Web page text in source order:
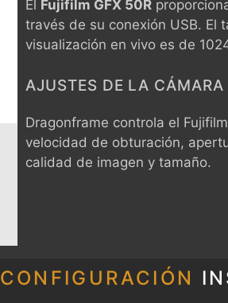
Él Fujifilm GFX 50R
través de su conexión USB. El
visualización en vivo es de
AJUSTES DE LA CÁMARA
Dragonframe controla el
velocidad de obturación,
calidad de imagen y tamaño.
CONFIGURACIÓN